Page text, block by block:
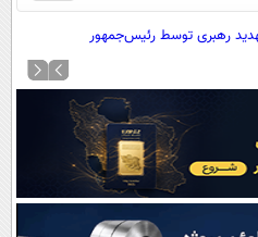
و
کردن
اول
آرشیو
و هوا
شرعی
رهبری توسط رئیس‌جمهور